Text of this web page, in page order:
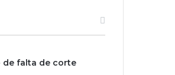
falta de corte